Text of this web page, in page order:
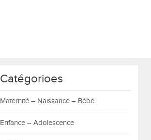
Catégorioes
Maternité – Naissance – Bébé
Enfance – Adolescence